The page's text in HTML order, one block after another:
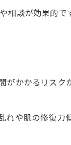
談が効果的
かかるリス
や肌の修復